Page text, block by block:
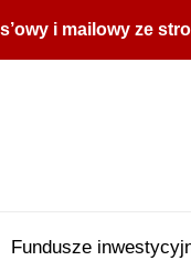
i mailowy ze
Fundusze